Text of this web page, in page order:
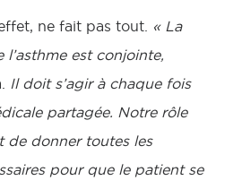
ne fait pas tout.
« La
est conjointe,
Il doit s’agir à chaque fois
partagée. Notre rôle
de donner toutes les
pour que le patient se